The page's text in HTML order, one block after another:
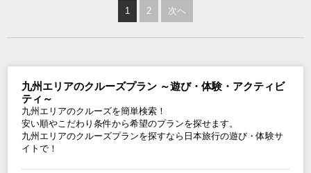
1 2 次へ
九州エリアのクルーズプラン ～遊び・体験・アクティビ
ティ～
九州エリアのクルーズを簡単検索！
安い順やこだわり条件から希望のプランを探せます。
九州エリアのクルーズプランを探すなら日本旅行の遊び・体験サ
イトで！